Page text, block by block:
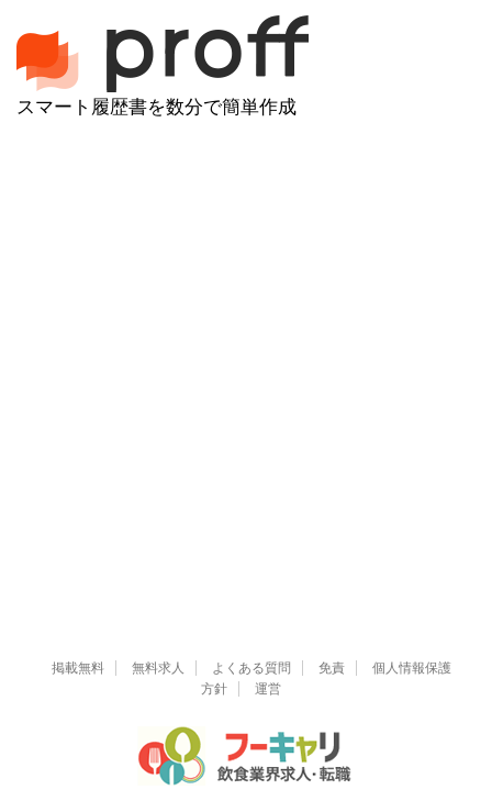
スマート履歴書を数分で簡単作成
掲載無料 無料求人 よくある質問 免責
個人情報保護
方針
運営